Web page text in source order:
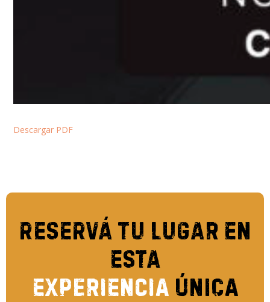
Descargar PDF
Reservá tu lugar en
esta
experiencia única